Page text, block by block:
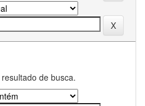
de busca.